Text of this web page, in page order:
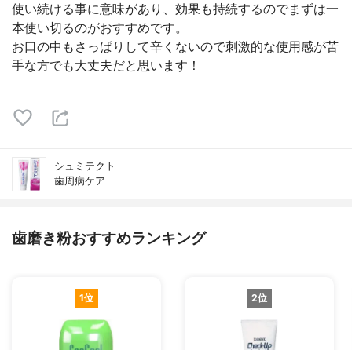
使い続ける事に意味があり、効果も持続するのでまずは一
本使い切るのがおすすめです。
お口の中もさっぱりして辛くないので刺激的な使用感が苦
手な方でも大丈夫だと思います！
シュミテクト
歯周病ケア
歯磨き粉おすすめランキング
1位 2位